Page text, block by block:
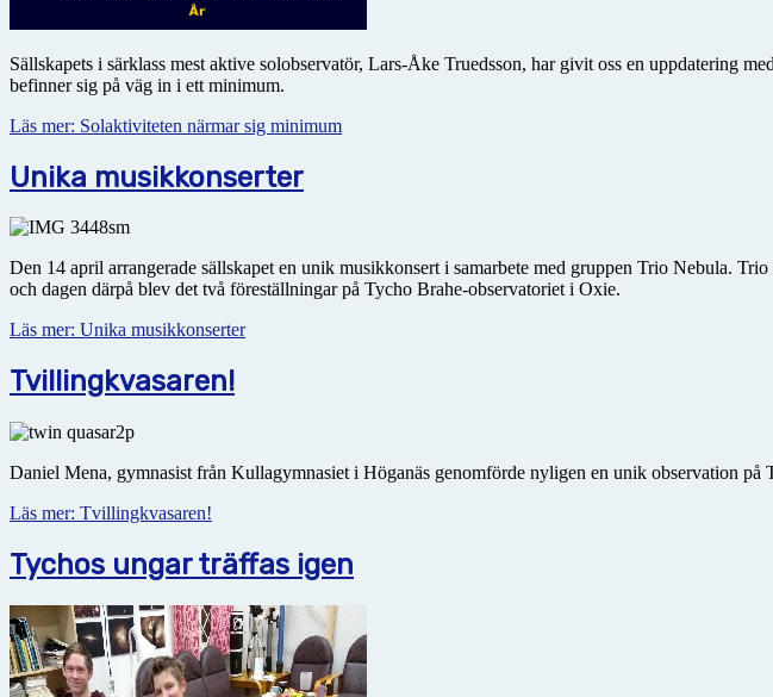
Sällskapets i särklass mest aktive solobservatör, Lars-Åke Truedsson, har givit oss en uppdatering
befinner sig på väg in i ett minimum.
Läs mer: Solaktiviteten närmar sig minimum
Unika musikkonserter
Den 14 april arrangerade sällskapet en unik musikkonsert i samarbete med gruppen Trio Nebula.
och dagen därpå blev det två föreställningar på Tycho Brahe-observatoriet i Oxie.
Läs mer: Unika musikkonserter
Tvillingkvasaren!
Daniel Mena, gymnasist från Kullagymnasiet i Höganäs genomförde nyligen en unik observation
Läs mer: Tvillingkvasaren!
Tychos ungar träffas igen